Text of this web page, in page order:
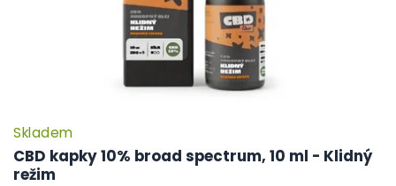
CBD kapky 10% broad spectrum, 10 ml - Klidný
režim
Skladem